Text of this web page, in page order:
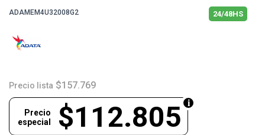
ADAMEM4U32008G2 24/48HS
Precio lista $157.769
$112.805
Precio
especial